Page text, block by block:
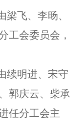
梁飞、李旸、
工会委员会，
续明进、宋守
郭庆云、柴承
任分工会主